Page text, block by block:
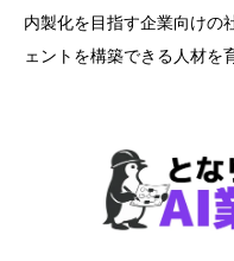
内製化を目指す企業向けの
ェントを構築できる人材を